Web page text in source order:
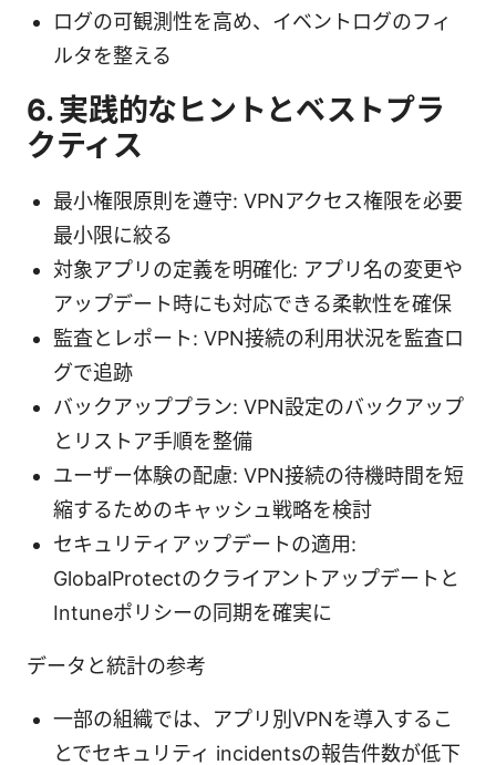
ログの可観測性を高め、イベントログのフィ
ルタを整える
6. 実践的なヒントとベストプラ
クティス
最小権限原則を遵守: VPNアクセス権限を必要
最小限に絞る
対象アプリの定義を明確化: アプリ名の変更や
アップデート時にも対応できる柔軟性を確保
監査とレポート: VPN接続の利用状況を監査ロ
グで追跡
バックアッププラン: VPN設定のバックアップ
とリストア手順を整備
ユーザー体験の配慮: VPN接続の待機時間を短
縮するためのキャッシュ戦略を検討
セキュリティアップデートの適用:
GlobalProtectのクライアントアップデートと
Intuneポリシーの同期を確実に
データと統計の参考
一部の組織では、アプリ別VPNを導入するこ
とでセキュリティ incidentsの報告件数が低下